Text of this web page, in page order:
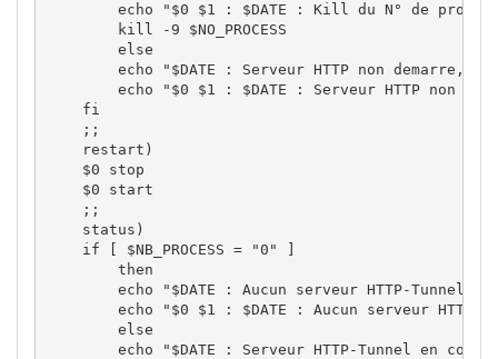
echo
"$0 $1 : $DATE : Kill du N° de
kill
-9
$NO_PROCESS
else
echo
" $DATE : Serveur HTTP non demarre,
echo
"$0 $1 : $DATE : Serveur HTTP non
fi
;;
    restart
)
$0 stop
$0 start
;;
    status
)
if
$NB_PROCESS = "0"
then
echo
" $DATE : Aucun serveur HTTP-Tunnel
echo
"$0 $1 : $DATE : Aucun serveur HTTP-
else
echo
" $DATE : Serveur HTTP-Tunnel en